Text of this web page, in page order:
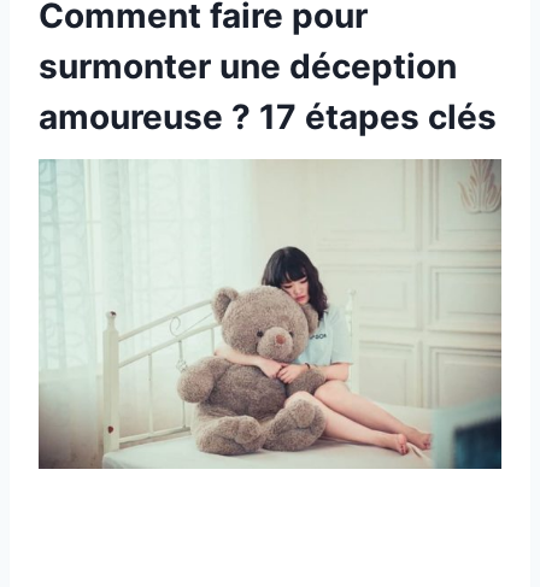
Comment faire pour
surmonter une déception
amoureuse ? 17 étapes clés